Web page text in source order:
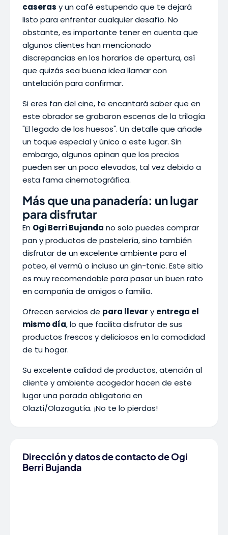
caseras y un café estupendo que te dejará
listo para enfrentar cualquier desafío. No
obstante, es importante tener en cuenta que
algunos clientes han mencionado
discrepancias en los horarios de apertura, así
que quizás sea buena idea llamar con
antelación para confirmar.
Si eres fan del cine, te encantará saber que en
este obrador se grabaron escenas de la trilogía
"El legado de los huesos". Un detalle que añade
un toque especial y único a este lugar. Sin
embargo, algunos opinan que los precios
pueden ser un poco elevados, tal vez debido a
esta fama cinematográfica.
Más que una panadería: un lugar
para disfrutar
En Ogi Berri Bujanda no solo puedes comprar
pan y productos de pastelería, sino también
disfrutar de un excelente ambiente para el
poteo, el vermú o incluso un gin-tonic. Este sitio
es muy recomendable para pasar un buen rato
en compañía de amigos o familia.
Ofrecen servicios de para llevar y entrega el
mismo día, lo que facilita disfrutar de sus
productos frescos y deliciosos en la comodidad
de tu hogar.
Su excelente calidad de productos, atención al
cliente y ambiente acogedor hacen de este
lugar una parada obligatoria en
Olazti/Olazagutía. ¡No te lo pierdas!
Dirección y datos de contacto de Ogi
Berri Bujanda